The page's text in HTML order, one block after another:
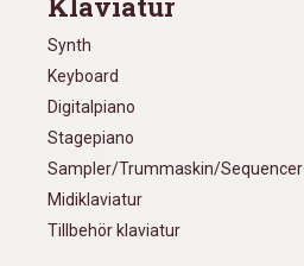
Synth
Keyboard
Digitalpiano
Stagepiano
Sampler/Trummaskin/Sequencer
Midiklaviatur
Tillbehör klaviatur